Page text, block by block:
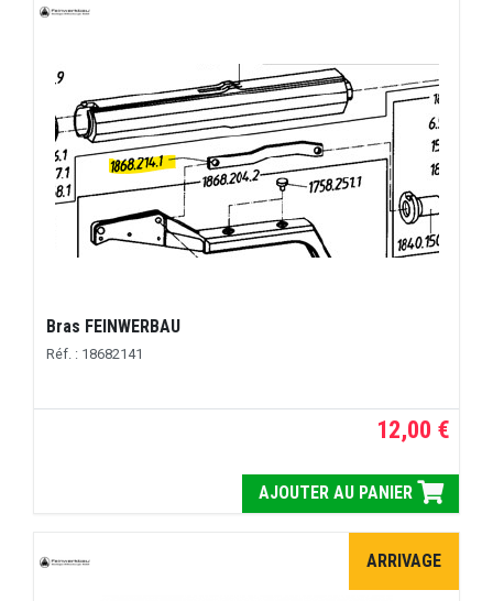
Bras FEINWERBAU
Réf. : 18682141
12,00 €
AJOUTER AU PANIER
ARRIVAGE